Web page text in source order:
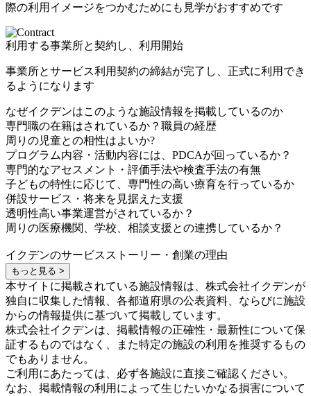
際の利用イメージをつかむためにも見学がおすすめです
利用する事業所と契約し、利用開始
事業所とサービス利用契約の締結が完了し、正式に利用でき
るようになります
なぜイクデンはこのような施設情報を掲載しているのか
専門職の在籍はされているか？職員の経歴
周りの児童との相性はよいか?
プログラム内容・活動内容には、PDCAが回っているか？
専門的なアセスメント・評価手法や検査手法の有無
子どもの特性に応じて、専門性の高い療育を行っているか
併設サービス・将来を見据えた支援
透明性高い事業運営がされているか？
周りの医療機関、学校、相談支援との連携しているか？
イクデンのサービスストーリー・創業の理由
もっと見る >
本サイトに掲載されている施設情報は、株式会社イクデンが
独自に収集した情報、各都道府県の公表資料、ならびに施設
からの情報提供に基づいて掲載しています。
株式会社イクデンは、掲載情報の正確性・最新性について保
証するものではなく、また特定の施設の利用を推奨するもの
でもありません。
ご利用にあたっては、必ず各施設に直接ご確認ください。
なお、掲載情報の利用によって生じたいかなる損害について